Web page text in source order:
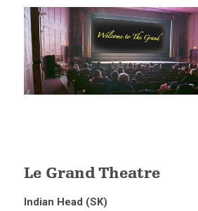
Le Grand Theatre
Indian Head (SK)